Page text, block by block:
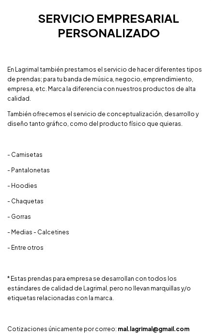
SERVICIO EMPRESARIAL
PERSONALIZADO
En Lagrimal también prestamos el servicio de hacer diferentes tipos
de prendas; para tu banda de música, negocio, emprendimiento,
empresa, etc. Marca la diferencia con nuestros productos de alta
calidad.
También ofrecemos el servicio de conceptualización, desarrollo y
diseño tanto gráfico, como del producto físico que quieras.
- Camisetas
- Pantalonetas
- Hoodies
- Chaquetas
- Gorras
- Medias - Calcetines
- Entre otros
* Estas prendas para empresa se desarrollan con todos los
estándares de calidad de Lagrimal, pero no llevan marquillas y/o
etiquetas relacionadas con la marca.
Cotizaciones únicamente por correo: mal.lagrimal@gmail.com